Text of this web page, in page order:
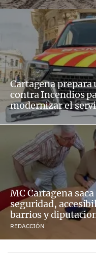
Cartagena prepara
contra Incendios
modernizar el
MC Cartagena
seguridad,
barrios y
REDACCIÓN